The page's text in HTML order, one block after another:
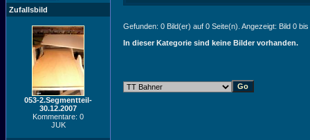
Zufallsbild
053-2.Segmentteil-
30.12.2007
Kommentare: 0
JUK
Gefunden: 0 Bild(er) auf 0 Seite(n). Angezeigt: Bild 0 bis
In dieser Kategorie sind keine Bilder vorhanden.